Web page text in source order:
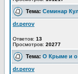
Тема: Семинар
dr.perov
Ответов: 13
Просмотров: 20277
Тема: О Крыме и о
dr.perov